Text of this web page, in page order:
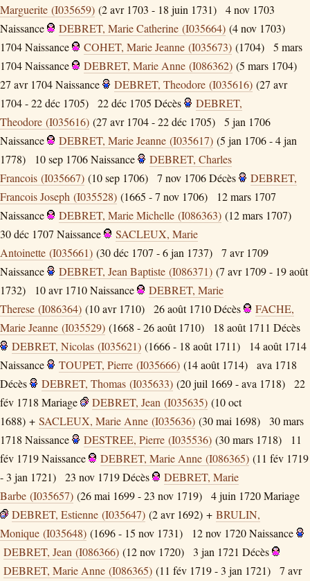
Marguerite (I035659) (2 avr 1703 - 18 juin 1731)
4 nov 1703
Naissance
DEBRET, Marie Catherine (I035664) (4 nov 1703)
1704Naissance COHET, Marie Jeanne (I035673) (1704)
5 mars
1704Naissance DEBRET, Marie Anne (I086362) (5 mars 1704)
27 avr 1704Naissance DEBRET, Theodore (I035616) (27 avr
1704 - 22 déc 1705)
22 déc 1705 Décès
DEBRET,
Theodore (I035616) (27 avr 1704 - 22 déc 1705)
5 jan 1706
Naissance
DEBRET, Marie Jeanne (I035617) (5 jan 1706 - 4 jan
1778)
10 sep 1706Naissance
DEBRET, Charles
Francois (I035667) (10 sep 1706) 7 nov 1706Décès
DEBRET,
Francois Joseph (I035528) (1665 - 7 nov 1706)
12 mars 1707
Naissance
DEBRET, Marie Michelle (I086363) (12 mars 1707)
30 déc 1707 Naissance
SACLEUX, Marie
Antoinette (I035661) (30 déc 1707 - 6 jan 1737)
7 avr 1709
Naissance
DEBRET, Jean Baptiste (I086371) (7 avr 1709 - 19 août
1732)
10 avr 1710Naissance
DEBRET, Marie
Therese (I086364) (10 avr 1710) 26 août 1710Décès
FACHE,
Marie Jeanne (I035529) (1668 - 26 août 1710) 18 août 1711 Décès
DEBRET, Nicolas (I035621) (1666 - 18 août 1711)
14 août 1714
Naissance
TOUPET, Pierre (I035666) (14 août 1714)
ava 1718
Décès
DEBRET, Thomas (I035633) (20 juil 1669 - ava 1718)
22
fév 1718 Mariage DEBRET, Jean (I035635) (10 oct
1688) + SACLEUX, Marie Anne (I035636) (30 mai 1698)
30 mars
1718 Naissance DESTREE, Pierre (I035536) (30 mars 1718)
11
fév 1719Naissance DEBRET, Marie Anne (I086365) (11 fév 1719
- 3 jan 1721)
23 nov 1719Décès
DEBRET, Marie
Barbe (I035657) (26 mai 1699 - 23 nov 1719) 4 juin 1720Mariage
DEBRET, Estienne (I035647) (2 avr 1692) + BRULIN,
Monique (I035648) (1696 - 15 nov 1731) 12 nov 1720Naissance
DEBRET, Jean (I086366) (12 nov 1720) 3 jan 1721 Décès
DEBRET, Marie Anne (I086365) (11 fév 1719 - 3 jan 1721)
7 avr